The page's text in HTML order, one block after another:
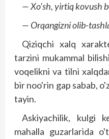
— Xo'sh, yirtiq kovush
— Orqangizni olib-
Qiziqchi xalq
tarzini mukammal
voqelikni va tilni
bir noo'rin gap sabab,
tayin.
Askiyachilik, kulgi
mahalla guzarlarida